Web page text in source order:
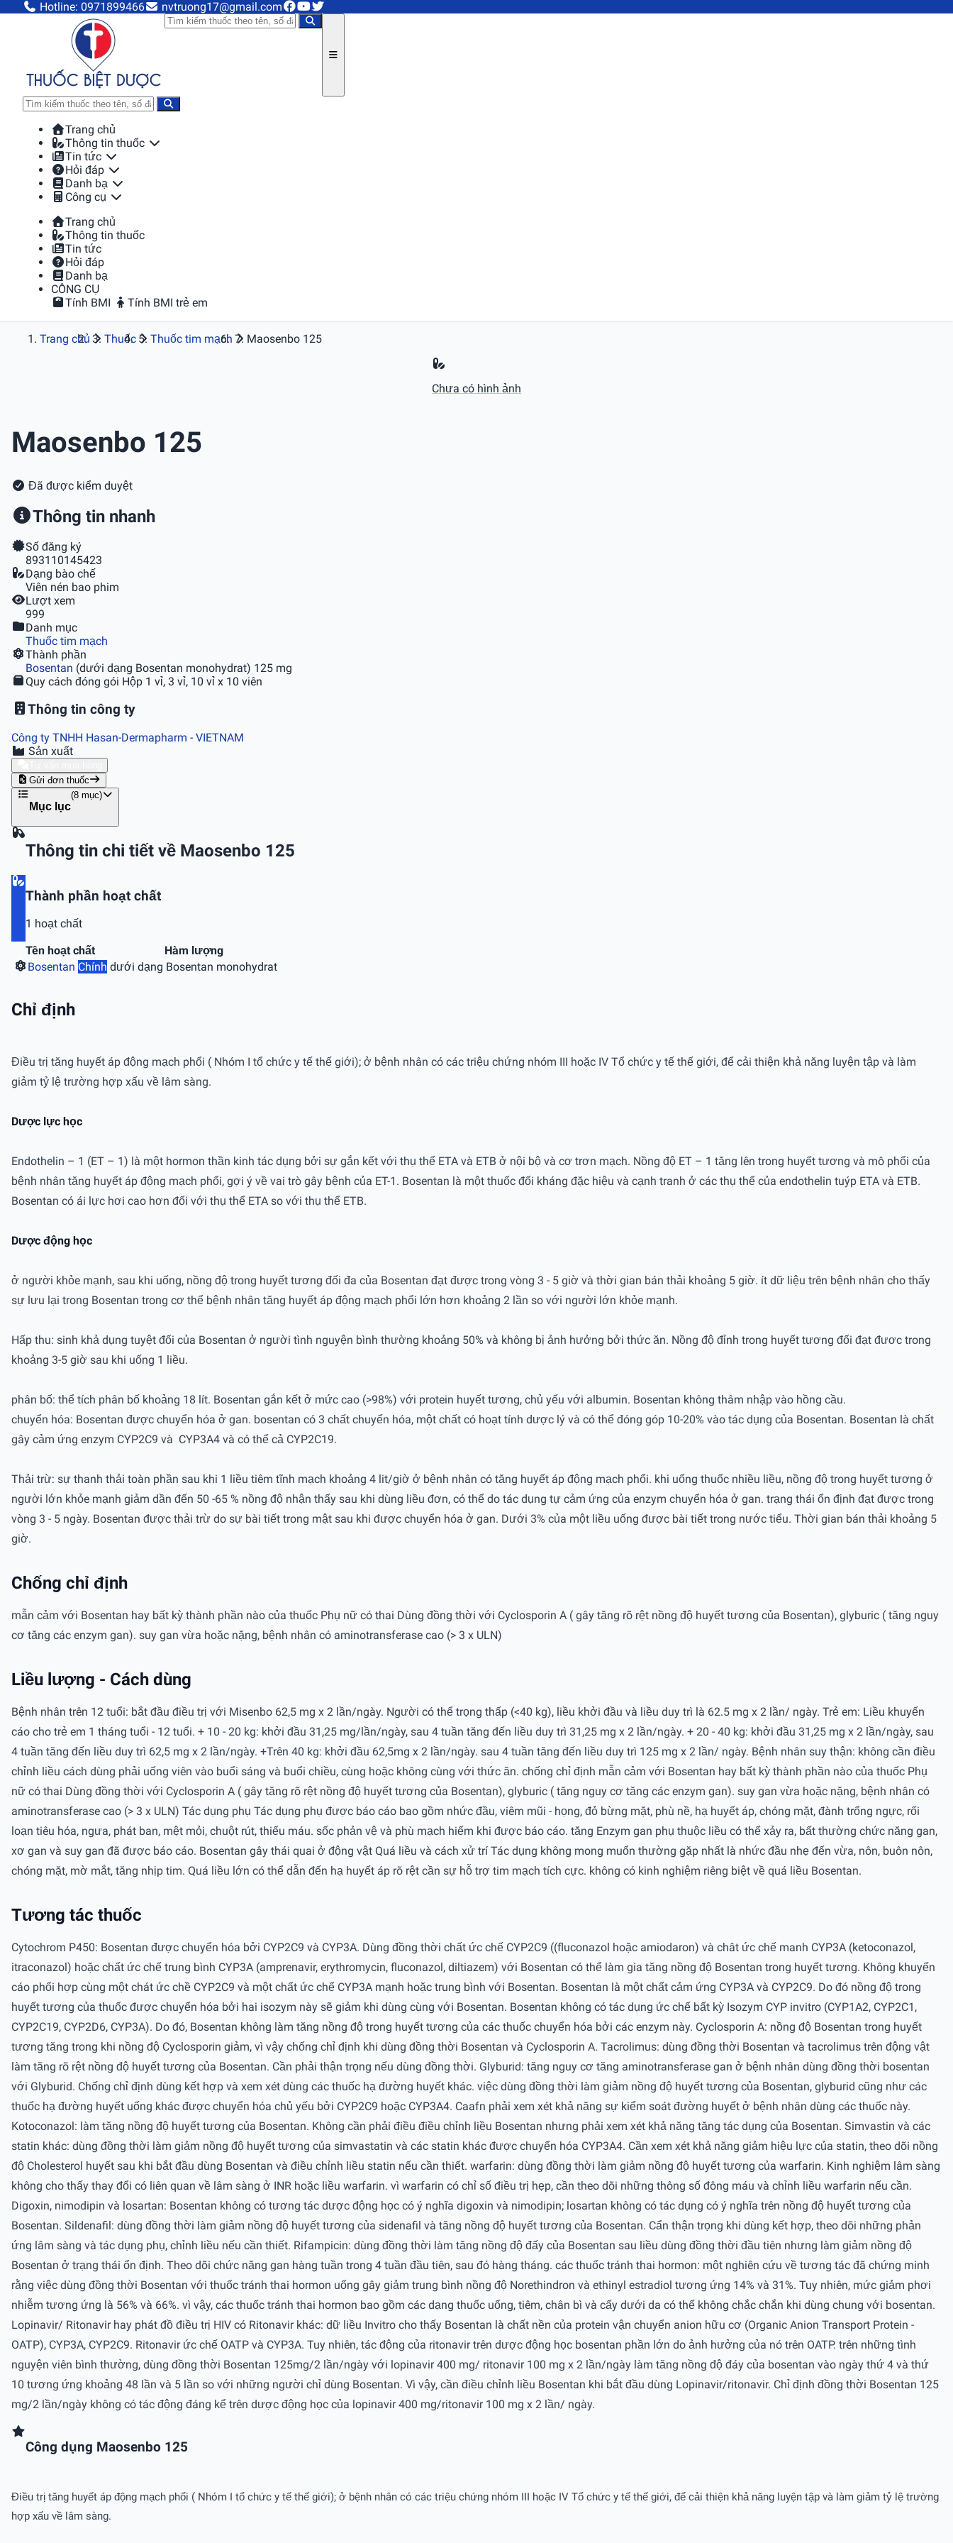
Hotline: 0971899466 nvtruong17@gmail.com
Trang chủ
Thông tin thuốc
Tin tức
Hỏi đáp
Danh bạ
Công cụ
Trang chủ
Thông tin thuốc
Tin tức
Hỏi đáp
Danh bạ
CÔNG CỤ
Tính BMI
Tính BMI trẻ em
Trang chủ Thuốc Thuốc tim mạch Maosenbo 125
Chưa có hình ảnh
Maosenbo 125
Đã được kiểm duyệt
Thông tin nhanh
Số đăng ký
893110145423
Dạng bào chế
Viên nén bao phim
Lượt xem
999
Danh mục
Thuốc tim mạch
Thành phần
Bosentan (dưới dạng Bosentan monohydrat) 125 mg
Quy cách đóng gói Hộp 1 vỉ, 3 vỉ, 10 vỉ x 10 viên
Thông tin công ty
Công ty TNHH Hasan-Dermapharm - VIETNAM
Sản xuất
Gửi đơn thuốc
Mục lục
(8 mục)
Thông tin chi tiết về Maosenbo 125
Thành phần hoạt chất
1 hoạt chất
Tên hoạt chất
Hàm lượng
Bosentan Chính dưới dạng Bosentan monohydrat
Chỉ định
Điều trị tăng huyết áp động mạch phổi ( Nhóm I tổ chức y tế thế giới); ở bệnh nhân có các triệu chứng nhóm III hoặc IV Tổ chức y tế thế giới, để cải thiện khả năng luyện tập và làm
giảm tỷ lệ trường hợp xấu về lâm sàng.
Dược lực học
Endothelin – 1 (ET – 1) là một hormon thần kinh tác dụng bởi sự gắn kết với thụ thể ETA và ETB ở nội bộ và cơ trơn mạch. Nồng độ ET – 1 tăng lên trong huyết tương và mô phổi của
bệnh nhân tăng huyết áp động mạch phổi, gợi ý về vai trò gây bệnh của ET-1. Bosentan là một thuốc đối kháng đặc hiệu và cạnh tranh ở các thụ thể của endothelin tuýp ETA và ETB.
Bosentan có ái lực hơi cao hơn đối với thụ thể ETA so với thụ thể ETB.
Dược động học
ở người khỏe mạnh, sau khi uống, nồng độ trong huyết tương đối đa của Bosentan đạt được trong vòng 3 - 5 giờ và thời gian bán thải khoảng 5 giờ. ít dữ liệu trên bệnh nhân cho thấy
sự lưu lại trong Bosentan trong cơ thể bệnh nhân tăng huyết áp động mạch phổi lớn hơn khoảng 2 lần so với người lớn khỏe mạnh.
Hấp thu: sinh khả dụng tuyệt đối của Bosentan ở người tình nguyện bình thường khoảng 50% và không bị ảnh hưởng bởi thức ăn. Nồng độ đỉnh trong huyết tương đối đạt đươc trong
khoảng 3-5 giờ sau khi uống 1 liều.
phân bố: thể tích phân bố khoảng 18 lít. Bosentan gắn kết ở mức cao (>98%) với protein huyết tương, chủ yếu với albumin. Bosentan không thâm nhập vào hồng cầu.
chuyển hóa: Bosentan được chuyển hóa ở gan. bosentan có 3 chất chuyển hóa, một chất có hoạt tính dược lý và có thể đóng góp 10-20% vào tác dụng của Bosentan. Bosentan là chất
gây cảm ứng enzym CYP2C9 và CYP3A4 và có thể cả CYP2C19.
Thải trừ: sự thanh thải toàn phần sau khi 1 liều tiêm tĩnh mạch khoảng 4 lit/giờ ở bệnh nhân có tăng huyết áp động mạch phổi. khi uống thuốc nhiều liều, nồng độ trong huyết tương ở
người lớn khỏe mạnh giảm dần đến 50 -65 % nồng độ nhận thấy sau khi dùng liều đơn, có thể do tác dụng tự cảm ứng của enzym chuyển hóa ở gan. trạng thái ổn định đạt được trong
vòng 3 - 5 ngày. Bosentan được thải trừ do sự bài tiết trong mật sau khi được chuyển hóa ở gan. Dưới 3% của một liều uống được bài tiết trong nước tiểu. Thời gian bán thải khoảng 5
giờ.
Chống chỉ định
mẫn cảm với Bosentan hay bất kỳ thành phần nào của thuốc Phụ nữ có thai Dùng đồng thời với Cyclosporin A ( gây tăng rõ rệt nồng độ huyết tương của Bosentan), glyburic ( tăng nguy
cơ tăng các enzym gan). suy gan vừa hoặc nặng, bệnh nhân có aminotransferase cao (> 3 x ULN)
Liều lượng - Cách dùng
Bệnh nhân trên 12 tuổi: bắt đầu điều trị với Misenbo 62,5 mg x 2 lần/ngày. Người có thể trọng thấp (<40 kg), liều khởi đầu và liều duy trì là 62.5 mg x 2 lần/ ngày. Trẻ em: Liều khuyến
cáo cho trẻ em 1 tháng tuổi - 12 tuổi. + 10 - 20 kg: khởi đầu 31,25 mg/lần/ngày, sau 4 tuần tăng đến liều duy trì 31,25 mg x 2 lần/ngày. + 20 - 40 kg: khởi đầu 31,25 mg x 2 lần/ngày, sau
4 tuần tăng đến liều duy trì 62,5 mg x 2 lần/ngày. +Trên 40 kg: khởi đầu 62,5mg x 2 lần/ngày. sau 4 tuần tăng đến liều duy trì 125 mg x 2 lần/ ngày. Bệnh nhân suy thận: không cần điều
chỉnh liều cách dùng phải uống viên vào buổi sáng và buổi chiều, cùng hoặc không cùng với thức ăn. chống chỉ định mẫn cảm với Bosentan hay bất kỳ thành phần nào của thuốc Phụ
nữ có thai Dùng đồng thời với Cyclosporin A ( gây tăng rõ rệt nồng độ huyết tương của Bosentan), glyburic ( tăng nguy cơ tăng các enzym gan). suy gan vừa hoặc nặng, bệnh nhân có
aminotransferase cao (> 3 x ULN) Tác dụng phụ Tác dụng phụ được báo cáo bao gồm nhức đầu, viêm mũi - họng, đỏ bừng mặt, phù nề, hạ huyết áp, chóng mặt, đành trống ngực, rối
loạn tiêu hóa, ngưa, phát ban, mệt mỏi, chuột rút, thiếu máu. sốc phản vệ và phù mạch hiếm khi được báo cáo. tăng Enzym gan phụ thuộc liều có thể xảy ra, bất thường chức năng gan,
xơ gan và suy gan đã được báo cáo. Bosentan gây thái quai ở động vật Quá liều và cách xử trí Tác dụng không mong muốn thường gặp nhất là nhức đầu nhẹ đến vừa, nôn, buôn nôn,
chóng mặt, mờ mắt, tăng nhịp tim. Quá liều lớn có thể dẫn đến hạ huyết áp rõ rệt cần sự hỗ trợ tim mạch tích cực. không có kinh nghiệm riêng biệt về quá liều Bosentan.
Tương tác thuốc
Cytochrom P450: Bosentan được chuyển hóa bởi CYP2C9 và CYP3A. Dùng đồng thời chất ức chế CYP2C9 ((fluconazol hoặc amiodaron) và chât ức chế manh CYP3A (ketoconazol,
itraconazol) hoặc chất ức chế trung bình CYP3A (amprenavir, erythromycin, fluconazol, diltiazem) với Bosentan có thể làm gia tăng nồng độ Bosentan trong huyết tương. Không khuyến
cáo phối hợp cùng một chát ức chề CYP2C9 và một chất ức chế CYP3A mạnh hoặc trung bình với Bosentan. Bosentan là một chất cảm ứng CYP3A và CYP2C9. Do đó nồng độ trong
huyết tương của thuốc được chuyển hóa bởi hai isozym này sẽ giảm khi dùng cùng với Bosentan. Bosentan không có tác dụng ức chế bất kỳ Isozym CYP invitro (CYP1A2, CYP2C1,
CYP2C19, CYP2D6, CYP3A). Do đó, Bosentan không làm tăng nồng độ trong huyết tương của các thuốc chuyển hóa bởi các enzym này. Cyclosporin A: nồng độ Bosentan trong huyết
tương tăng trong khi nồng độ Cyclosporin giảm, vì vậy chống chỉ định khi dùng đồng thời Bosentan và Cyclosporin A. Tacrolimus: dùng đồng thời Bosentan và tacrolimus trên động vật
làm tăng rõ rệt nồng độ huyết tương của Bosentan. Cần phải thận trọng nếu dùng đồng thời. Glyburid: tăng nguy cơ tăng aminotransferase gan ở bệnh nhân dùng đồng thời bosentan
với Glyburid. Chống chỉ định dùng kết hợp và xem xét dùng các thuốc hạ đường huyết khác. việc dùng đồng thời làm giảm nồng độ huyết tương của Bosentan, glyburid cũng như các
thuốc hạ đường huyết uống khác được chuyển hóa chủ yếu bởi CYP2C9 hoặc CYP3A4. Caafn phải xem xét khả năng sự kiểm soát đường huyết ở bệnh nhân dùng các thuốc này.
Kotoconazol: làm tăng nồng độ huyết tương của Bosentan. Không cần phải điều điều chỉnh liều Bosentan nhưng phải xem xét khả năng tăng tác dụng của Bosentan. Simvastin và các
statin khác: dùng đồng thời làm giảm nồng độ huyết tương của simvastatin và các statin khác được chuyển hóa CYP3A4. Cần xem xét khả năng giảm hiệu lực của statin, theo dõi nồng
độ Cholesterol huyết sau khi bắt đầu dùng Bosentan và điều chỉnh liều statin nếu cần thiết. warfarin: dùng đồng thời làm giảm nồng độ huyết tương của warfarin. Kinh nghiệm lâm sàng
không cho thấy thay đổi có liên quan về lâm sàng ở INR hoặc liều warfarin. vì warfarin có chỉ số điều trị hẹp, cần theo dõi những thông số đông máu và chỉnh liều warfarin nếu cần.
Digoxin, nimodipin và losartan: Bosentan không có tương tác dược động học có ý nghĩa digoxin và nimodipin; losartan không có tác dụng có ý nghĩa trên nồng độ huyết tương của
Bosentan. Sildenafil: dùng đồng thời làm giảm nồng độ huyết tương của sidenafil và tăng nồng độ huyết tương của Bosentan. Cẩn thận trọng khi dùng kết hợp, theo dõi những phản
ứng lâm sàng và tác dụng phụ, chỉnh liều nếu cần thiết. Rifampicin: dùng đồng thời làm tăng nồng độ đấy của Bosentan sau liều dùng đồng thời đầu tiên nhưng làm giảm nồng độ
Bosentan ở trạng thái ổn định. Theo dõi chức năng gan hàng tuần trong 4 tuần đầu tiên, sau đó hàng tháng. các thuốc tránh thai hormon: một nghiên cứu về tương tác đã chứng minh
rằng việc dùng đồng thời Bosentan với thuốc tránh thai hormon uống gây giảm trung bình nồng độ Norethindron và ethinyl estradiol tương ứng 14% và 31%. Tuy nhiên, mức giảm phơi
nhiễm tương ứng là 56% và 66%. vì vậy, các thuốc tránh thai hormon bao gồm các dạng thuốc uống, tiêm, chân bì và cấy dưới da có thể không chắc chắn khi dùng chung với bosentan.
Lopinavir/ Ritonavir hay phát đồ điều trị HIV có Ritonavir khác: dữ liều Invitro cho thấy Bosentan là chất nền của protein vận chuyển anion hữu cơ (Organic Anion Transport Protein -
OATP), CYP3A, CYP2C9. Ritonavir ức chế OATP và CYP3A. Tuy nhiên, tác động của ritonavir trên dược động học bosentan phần lớn do ảnh hưởng của nó trên OATP. trên những tình
nguyện viên bình thường, dùng đồng thời Bosentan 125mg/2 lần/ngày với lopinavir 400 mg/ ritonavir 100 mg x 2 lần/ngày làm tăng nồng độ đáy của bosentan vào ngày thứ 4 và thứ
10 tương ứng khoảng 48 lần và 5 lần so với những người chỉ dùng Bosentan. Vì vậy, cần điều chỉnh liều Bosentan khi bắt đầu dùng Lopinavir/ritonavir. Chỉ định đồng thời Bosentan 125
mg/2 lần/ngày không có tác động đáng kể trên dược động học của lopinavir 400 mg/ritonavir 100 mg x 2 lần/ ngày.
Công dụng Maosenbo 125
Điều trị tăng huyết áp động mạch phổi ( Nhóm I tổ chức y tế thế giới); ở bệnh nhân có các triệu chứng nhóm III hoặc IV Tổ chức y tế thế giới, để cải thiện khả năng luyện tập và làm giảm tỷ lệ trường
hợp xấu về lâm sàng.